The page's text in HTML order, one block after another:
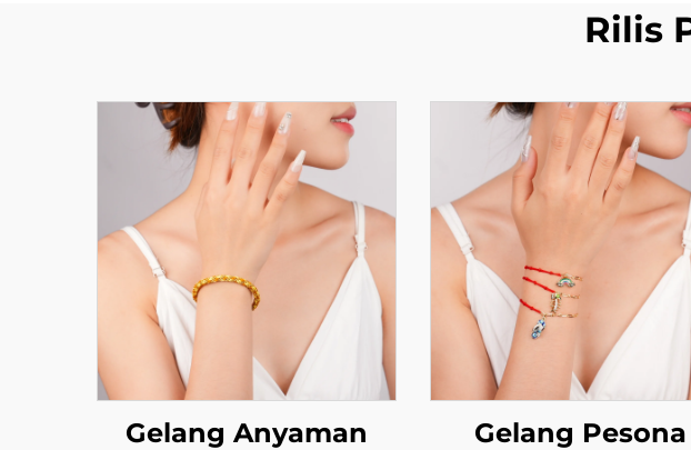
Rilis
Gelang Anyaman
Gelang Pesona